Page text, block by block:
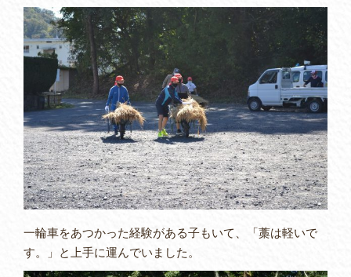
一輪車をあつかった経験がある子もいて、「藁は軽いで
す。」と上手に運んでいました。